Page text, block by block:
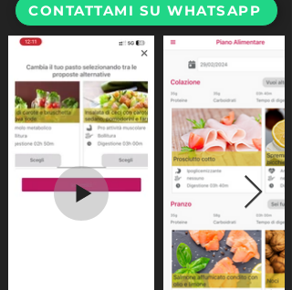
CONTATTAMI SU WHATSAPP